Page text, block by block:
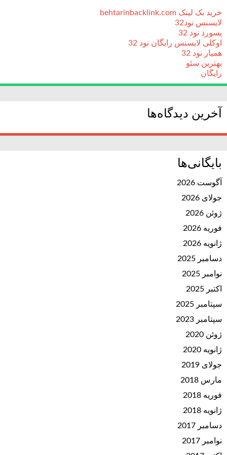
خرید بک لینک behtarinbacklink.com
لایسنس نود32
پسورد نود 32
اوکلی لایسنس رایگان نود 32
همیار نود 32
بهترین سئو
رایگان
آخرین دیدگاه‌ها
بایگانی‌ها
آگوست 2026
جولای 2026
ژوئن 2026
فوریه 2026
ژانویه 2026
دسامبر 2025
نوامبر 2025
اکتبر 2025
سپتامبر 2025
سپتامبر 2023
ژوئن 2020
ژانویه 2020
جولای 2019
مارس 2018
فوریه 2018
ژانویه 2018
دسامبر 2017
نوامبر 2017